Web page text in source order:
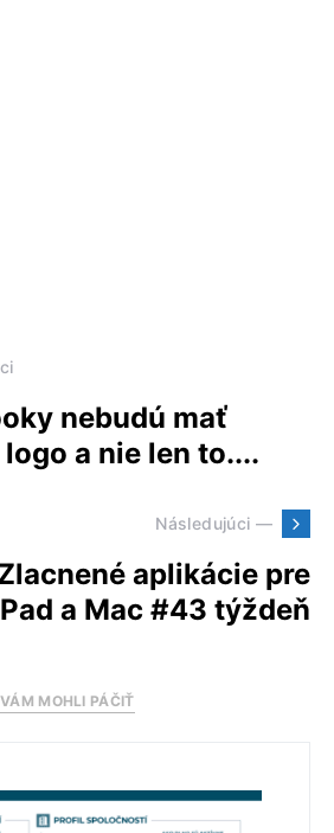
nebudú mať
a nie len to....
Následujúci —
aplikácie pre
a Mac #43 týždeň
MOHLI PÁČIŤ